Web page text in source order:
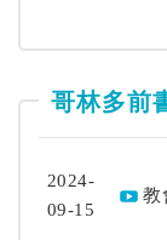
哥林多前
2024-
09-15
教